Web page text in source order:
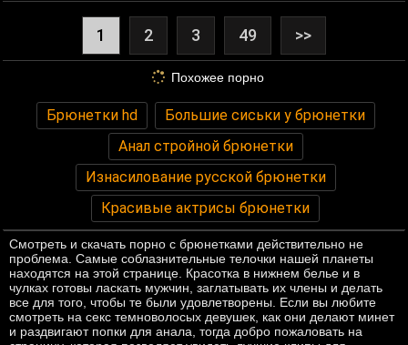
1 2 3 49 >>
Похожее порно
Брюнетки hd
Большие сиськи у брюнетки
Анал стройной брюнетки
Изнасилование русской брюнетки
Красивые актрисы брюнетки
Смотреть и скачать порно с брюнетками действительно не
проблема. Самые соблазнительные телочки нашей планеты
находятся на этой странице. Красотка в нижнем белье и в
чулках готовы ласкать мужчин, заглатывать их члены и делать
все для того, чтобы те были удовлетворены. Если вы любите
смотреть на секс темноволосых девушек, как они делают минет
и раздвигают попки для анала, тогда добро пожаловать на